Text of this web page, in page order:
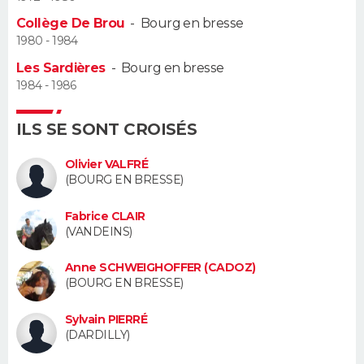
Alimentation
Guide de la santé
Maladies
Médicaments
Sommeil
VOYAGE
Destinations
City break
Voyage nature
Voyage de noces
Forum
Climat
+
PHOTO
GUIDES D'ACHAT
CARTE DE VOEUX
Carte de Noël
Carte Bonne année
Carte Saint-Valentin
Carte Pâques
Carte d'anniversaire
DICTIONNAIRE
Dictionnaire
Biographies
Citations
Expressions
Proverbes
PROGRAMME TV
COPAINS D'AVANT
S'inscrire
Se connecter
Lycées
Collèges
Primaires
Universités
Entreprises
Service militaire
Avis de recherche
AVIS DE DÉCÈS
Collège De Brou - Bourg en bresse
1980 - 1984
Les Sardières- Bourg en bresse
1984 - 1986
ILS SE SONT CROISÉS
Olivier VALFRÉ
(BOURG EN BRESSE)
Fabrice CLAIR
(VANDEINS)
Anne SCHWEIGHOFFER (CADOZ)
(BOURG EN BRESSE)
Sylvain PIERRÉ
(DARDILLY)